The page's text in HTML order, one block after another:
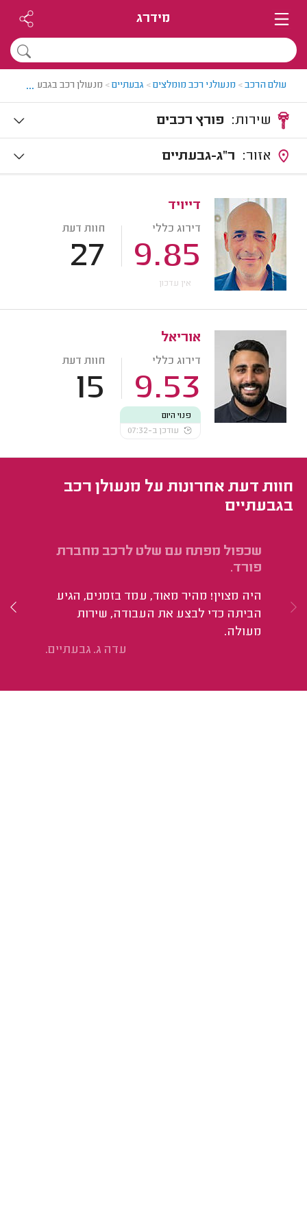
מידרג
עולם הרכב> מנעולני רכב מומלצים> גבעתיים> מנעולן רכב בגבעתיים
...
פורץ רכבים
ר"ג-גבעתיים
דייויד
דירוג כללי
9.85
חוות דעת
27
אין עדכון
אוריאל
דירוג כללי
9.53
חוות דעת
15
פנוי היום
עודכן ב-07:32
חוות דעת אחרונות על מנעולן רכב
בגבעתיים
שכפול מפתח עם שלט לרכב מחברת
פורד.
היה מצוין! מהיר מאוד, עמד בזמנים, הגיע
הביתה כדי לבצע את העבודה, שירות
מעולה.
עדה ג. גבעתיים.